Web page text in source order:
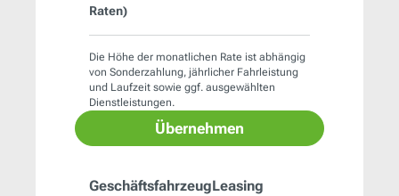
Raten)
Die Höhe der monatlichen Rate ist abhängig
von Sonderzahlung, jährlicher Fahrleistung
und Laufzeit sowie ggf. ausgewählten
Dienstleistungen.
Übernehmen
GeschäftsfahrzeugLeasing